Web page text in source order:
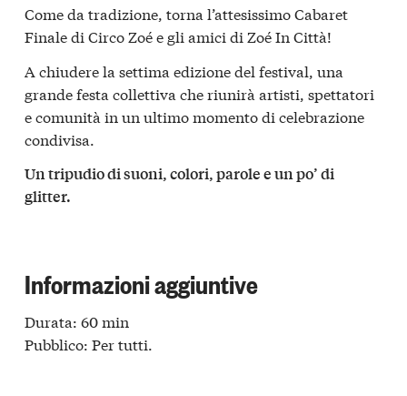
Come da tradizione, torna l’attesissimo Cabaret
Finale di Circo Zoé e gli amici di Zoé In Città!
A chiudere la settima edizione del festival, una
grande festa collettiva che riunirà artisti, spettatori
e comunità in un ultimo momento di celebrazione
condivisa.
Un tripudio di suoni, colori, parole e un po’ di
glitter.
Informazioni aggiuntive
Durata: 60 min
Pubblico: Per tutti.